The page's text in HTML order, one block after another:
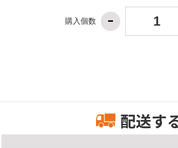
購入個数
配送す